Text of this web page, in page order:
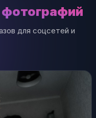
для соцсетей и